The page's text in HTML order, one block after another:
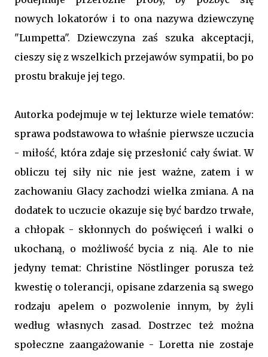
nowych lokatorów i to ona nazywa dziewczynę
"Lumpetta". Dziewczyna zaś szuka akceptacji,
cieszy się z wszelkich przejawów sympatii, bo po
prostu brakuje jej tego.
Autorka podejmuje w tej lekturze wiele tematów:
sprawa podstawowa to właśnie pierwsze uczucia
- miłość, która zdaje się przesłonić cały świat. W
obliczu tej siły nic nie jest ważne, zatem i w
zachowaniu Glacy zachodzi wielka zmiana. A na
dodatek to uczucie okazuje się być bardzo trwałe,
a chłopak - skłonnych do poświęceń i walki o
ukochaną, o możliwość bycia z nią. Ale to nie
jedyny temat: Christine Nöstlinger porusza też
kwestię o tolerancji, opisane zdarzenia są swego
rodzaju apelem o pozwolenie innym, by żyli
według własnych zasad. Dostrzec też można
społeczne zaangażowanie - Loretta nie zostaje